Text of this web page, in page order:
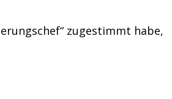
zugestimmt habe,